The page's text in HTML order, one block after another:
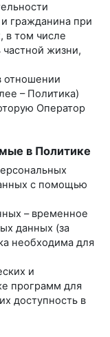
гражданина при
в том числе
жизни,
отношении
– Политика)
Оператор
в Политике
с помощью
– временное
данных (за
необходима для
и
программ для
доступность в